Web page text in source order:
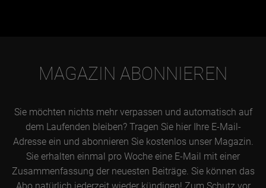
MAGAZIN ABONNIEREN
Sie möchten nichts mehr verpassen und automatisch auf
dem Laufenden bleiben? Tragen Sie hier Ihre E-Mail-
Adresse ein und abonnieren Sie kostenlos unser Magazin.
Sie erhalten einmal pro Woche eine E-Mail mit einer
Zusammenfassung der neuesten Beiträge. Sie können das
Abo natürlich jederzeit wieder kündigen! Zum Schutz vor